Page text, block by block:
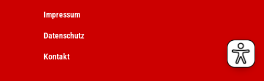
Impressum
Datenschutz
Kontakt